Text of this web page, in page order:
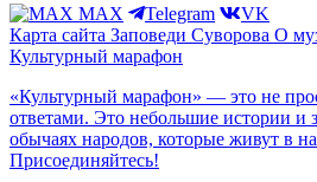
MAX
Telegram
VK
Карта сайта Заповеди Cуворова О
Культурный марафон
«Культурный марафон» — это не
ответами. Это небольшие истории и
обычаях народов, которые живут в
Присоединяйтесь!